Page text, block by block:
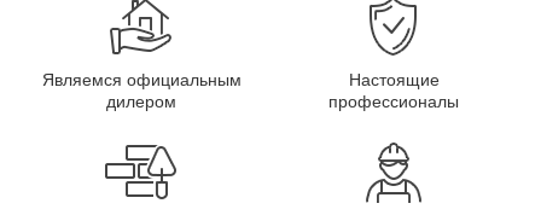
Являемся официальным
дилером
Настоящие
профессионалы